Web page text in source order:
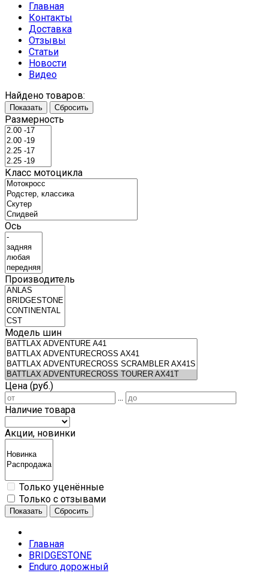
Главная
Контакты
Доставка
Отзывы
Статьи
Новости
Видео
Найдено товаров:
Показать Сбросить
Размерность
Класс мотоцикла
Ось
Производитель
Модель шин
Цена (руб.)
...
Наличие товара
Акции, новинки
Только уценённые
Только с отзывами
Показать Сбросить
Главная
BRIDGESTONE
Enduro дорожный